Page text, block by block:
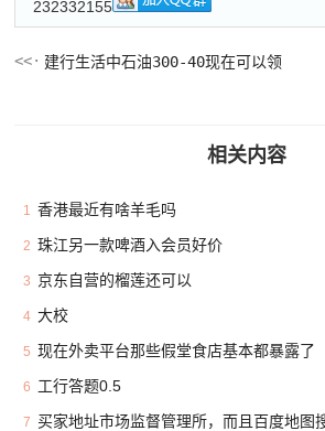
232332155
建行生活中石油300-40现在可以领
相关内容
1 香港最近有啥羊毛吗
2 珠江另一款啤酒入会员好价
3 京东自营的榴莲还可以
4 大校
5 现在外卖平台那些假堂食店基本都暴露了
6 工行答题0.5
7 买家地址市场监督管理所，而且百度地图